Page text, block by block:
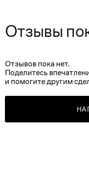
Отзывы
Отзывов пока нет.
Поделитесь
и помогите другим